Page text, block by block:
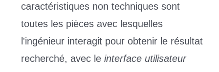
caractéristiques non techniques sont
toutes les pièces avec lesquelles
l'ingénieur interagit pour obtenir le résultat
recherché, avec le interface utilisateur